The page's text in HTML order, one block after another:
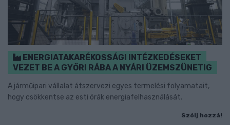
ENERGIATAKARÉKOSSÁGI INTÉZKEDÉSEKET
VEZET BE A GYŐRI RÁBA A NYÁRI ÜZEMSZÜNETIG
A járműipari vállalat átszervezi egyes termelési folyamatait,
hogy csökkentse az esti órák energiafelhasználását.
Szólj hozzá!